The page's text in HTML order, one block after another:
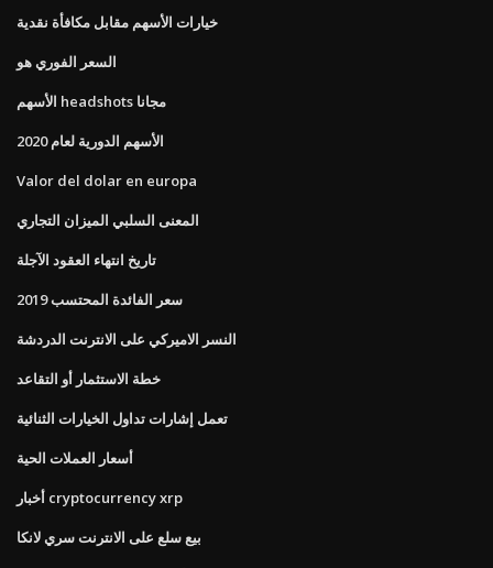
خيارات الأسهم مقابل مكافأة نقدية
السعر الفوري هو
الأسهم headshots مجانا
الأسهم الدورية لعام 2020
Valor del dolar en europa
المعنى السلبي الميزان التجاري
تاريخ انتهاء العقود الآجلة
سعر الفائدة المحتسب 2019
النسر الاميركي على الانترنت الدردشة
خطة الاستثمار أو التقاعد
تعمل إشارات تداول الخيارات الثنائية
أسعار العملات الحية
أخبار cryptocurrency xrp
بيع سلع على الانترنت سري لانكا